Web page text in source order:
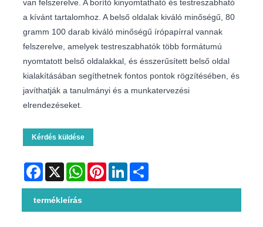
van felszerelve. A borító kinyomtatható és testreszabható
a kívánt tartalomhoz. A belső oldalak kiváló minőségű, 80
gramm 100 darab kiváló minőségű írópapírral vannak
felszerelve, amelyek testreszabhatók több formátumú
nyomtatott belső oldalakkal, és ésszerűsített belső oldal
kialakításában segíthetnek fontos pontok rögzítésében, és
javíthatják a tanulmányi és a munkatervezési
elrendezéseket.
Kérdés küldése
Facebook
X WhatsAppPinterestLinkedIn
termékleírás